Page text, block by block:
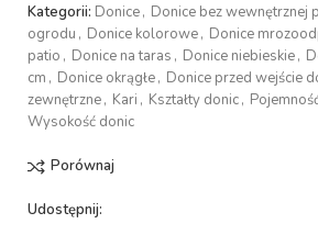
Kategorii: Donice, Donice bez wewnętrznej
ogrodu , Donice kolorowe, Donice
patio , Donice na taras , Donice niebieskie,
cm , Donice okrągłe, Donice przed wejście
zewnętrzne, Kari , Kształty donic,
Wysokość donic
Porównaj
Udostępnij: